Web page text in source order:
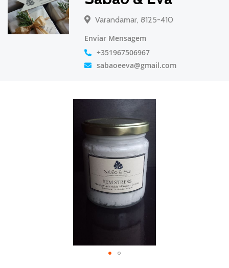
Varandamar, 8125-410
Enviar Mensagem
+351967506967
sabaoeeva@gmail.com